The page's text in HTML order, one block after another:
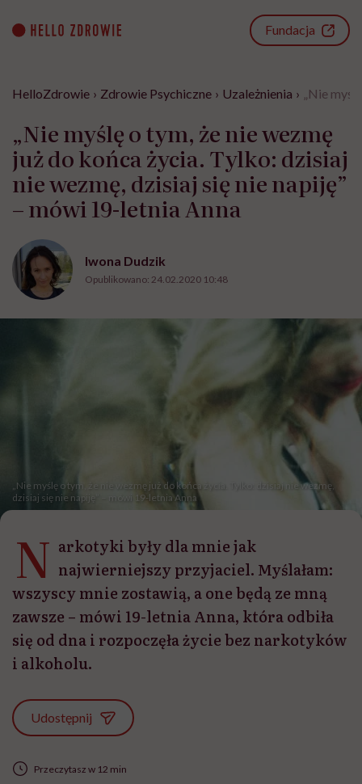
content
Fundacja
HelloZdrowie › Zdrowie Psychiczne › Uzależnienia › „Nie
„Nie myślę o tym, że nie wezmę
już do końca życia. Tylko: dzisiaj
nie wezmę, dzisiaj się nie napiję”
– mówi 19-letnia Anna
Iwona Dudzik
Opublikowano: 24.02.2020 10:48
„Nie myślę o tym, że nie wezmę już do końca życia. Tylko: dzisiaj nie wezmę,
dzisiaj się nie napiję” – mówi 19-letnia Anna
N arkotyki były dla mnie jak
najwierniejszy przyjaciel. Myślałam:
wszyscy mnie zostawią, a one będą ze mną
zawsze – mówi 19-letnia Anna, która odbiła
się od dna i rozpoczęła życie bez narkotyków
i alkoholu.
Udostępnij
Przeczytasz w 12 min